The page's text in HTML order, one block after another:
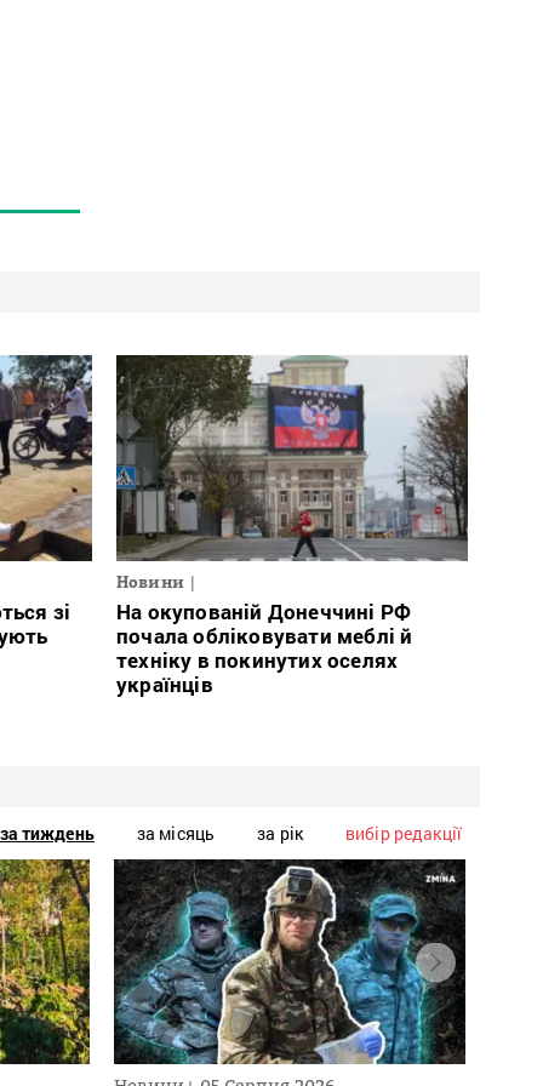
зі
Новини
На окупованій Донеччині РФ
почала обліковувати меблі й
техніку в покинутих оселях
українців
за тиждень за місяць за рік вибір редакції